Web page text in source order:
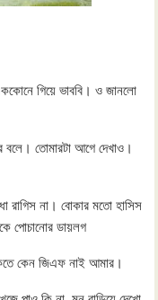
গিয়ে ভাববি। ও জানলো
বলে। তোমারটা আগে দেখাও।
রাগিস না। বোকার মতো হাসিস
পোচানোর ডায়লগ
কেন জিএফ নাই আমার।